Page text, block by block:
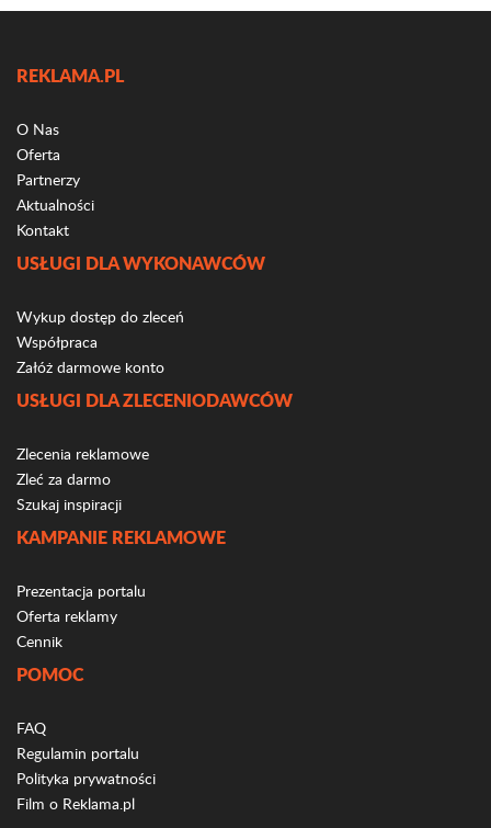
REKLAMA.PL
O Nas
Oferta
Partnerzy
Aktualności
Kontakt
USŁUGI DLA WYKONAWCÓW
Wykup dostęp do zleceń
Współpraca
Załóż darmowe konto
USŁUGI DLA ZLECENIODAWCÓW
Zlecenia reklamowe
Zleć za darmo
Szukaj inspiracji
KAMPANIE REKLAMOWE
Prezentacja portalu
Oferta reklamy
Cennik
POMOC
FAQ
Regulamin portalu
Polityka prywatności
Film o Reklama.pl